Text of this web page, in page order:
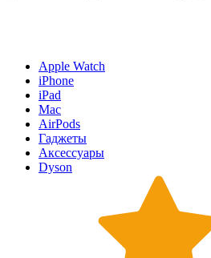
Apple Watch
iPhone
iPad
Mac
AirPods
Гаджеты
Аксессуары
Dyson